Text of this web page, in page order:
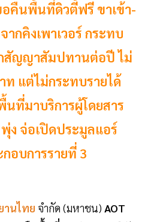
อคืนพื้นที่ดิวตี้ฟรี ขาเข้า-
กคิงเพาเวอร์ กระทบ
สัญญาสัมปทานต่อปี ไม่
ท แต่ไม่กระทบรายได้
นที่มาบริการผู้โดยสาร
ง จ่อเปิดประมูลแอร์
อบการรายที่ 3
านไทย จำกัด (มหาชน) AOT